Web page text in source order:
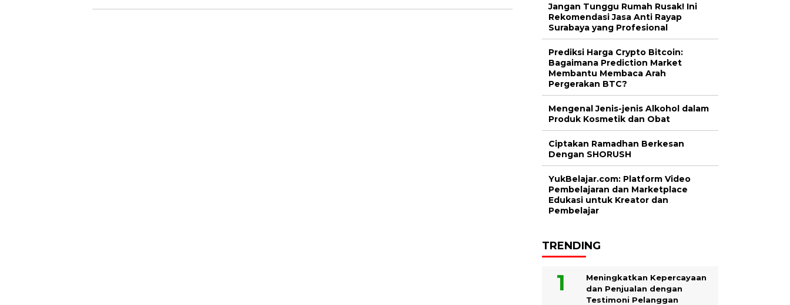
Jangan Tunggu Rumah Rusak! Ini
Rekomendasi Jasa Anti Rayap
Surabaya yang Profesional
Prediksi Harga Crypto Bitcoin:
Bagaimana Prediction Market
Membantu Membaca Arah
Pergerakan BTC?
Mengenal Jenis-jenis Alkohol dalam
Produk Kosmetik dan Obat
Ciptakan Ramadhan Berkesan
Dengan SHORUSH
YukBelajar.com: Platform Video
Pembelajaran dan Marketplace
Edukasi untuk Kreator dan
Pembelajar
TRENDING
Meningkatkan Kepercayaan
dan Penjualan dengan
Testimoni Pelanggan